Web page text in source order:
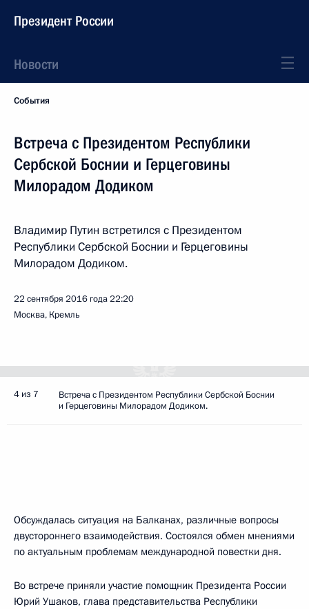
Президент России
Новости
События
Встреча с Президентом Республики
Сербской Боснии и Герцеговины
Милорадом Додиком
Владимир Путин встретился с Президентом
Республики Сербской Боснии и Герцеговины
Милорадом Додиком.
22 сентября 2016 года22:20
Москва, Кремль
4 из 7
Встреча с Президентом Республики Сербской Боснии
и Герцеговины Милорадом Додиком.
Обсуждалась ситуация на Балканах, различные вопросы
двустороннего взаимодействия. Состоялся обмен мнениями
по актуальным проблемам международной повестки дня.
Во встрече приняли участие помощник Президента России
Юрий Ушаков, глава представительства Республики